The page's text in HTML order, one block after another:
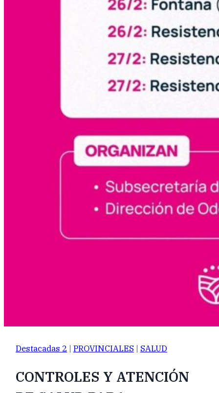
Destacadas 2 | PROVINCIALES | SALUD
CONTROLES Y ATENCIÓN